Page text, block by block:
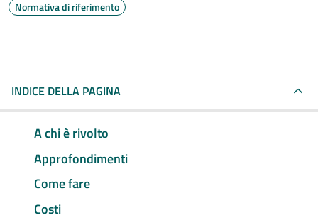
Normativa di riferimento
INDICE DELLA PAGINA
A chi è rivolto
Approfondimenti
Come fare
Costi